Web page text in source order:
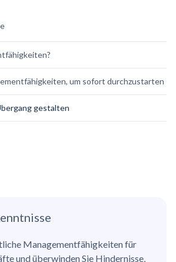
um sofort durchzustarten
gestalten
Managementfähigkeiten für
und überwinden Sie Hindernisse,